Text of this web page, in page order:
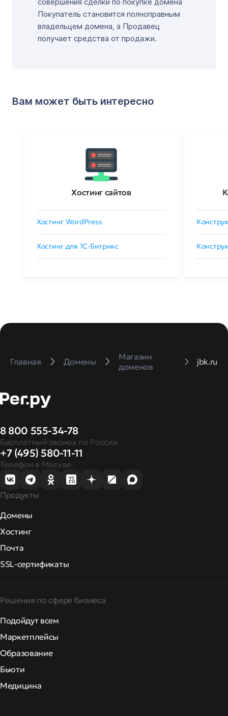
Покупатель становится полноправным
владельцем домена, а Продавец
получает средства от продажи.
Вам может быть интересно
Хостинг сайтов
Хостинг WordPress
Хостинг для 1C-Битрикс
Главная Домены
Магазин
доменов
jbk.ru
8 800 555-34-78
Бесплатный звонок по России
+7 (495) 580-11-11
Телефон в Москве
Продукты
Домены
Хостинг
Почта
SSL-сертификаты
Решения по сфере бизнеса
Подойдут всем
Маркетплейсы
Образование
Бьюти
Медицина